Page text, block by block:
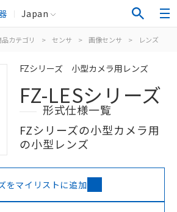
Japan
品カテゴリ > センサ > 画像センサ > レンズ
FZシリーズ 小型カメラ用レンズ
FZ-LESシリーズ
形式仕様一覧
FZシリーズの小型カメラ用
の小型レンズ
をマイリストに追加